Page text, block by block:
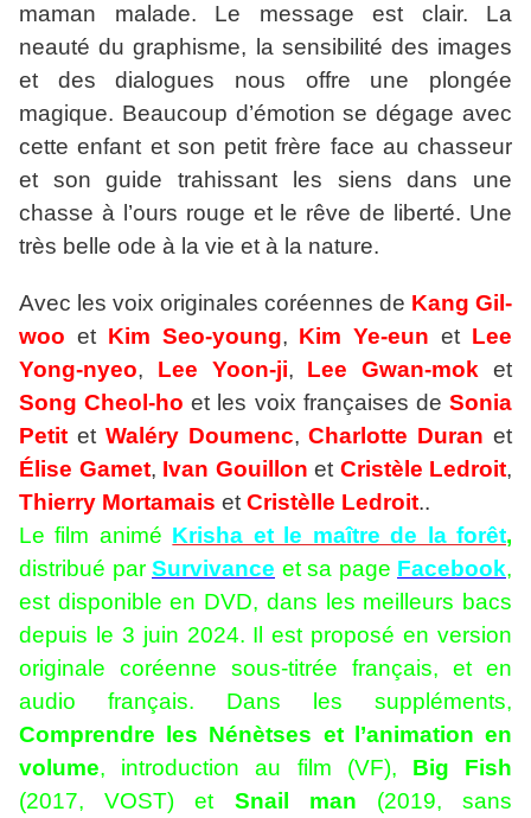
maman malade. Le message est clair. La
neauté du graphisme, la sensibilité des images
et des dialogues nous offre une plongée
magique. Beaucoup d’émotion se dégage avec
cette enfant et son petit frère face au chasseur
et son guide trahissant les siens dans une
chasse à l’ours rouge et le rêve de liberté. Une
très belle ode à la vie et à la nature.
Avec les voix originales coréennes de Kang Gil-
woo et Kim Seo-young, Kim Ye-eun et Lee
Yong-nyeo, Lee Yoon-ji, Lee Gwan-mok et
Song Cheol-hoet les voix françaises deSonia
Petit et Waléry Doumenc,Charlotte Duran et
Élise Gamet, Ivan Gouillon et Cristèle Ledroit,
Thierry Mortamais et Cristèlle Ledroit..
Le film animé Krisha et le maître de la forêt,
distribué par Survivance et sa page Facebook,
est disponible en DVD, dans les meilleurs bacs
depuis le 3 juin 2024. Il est proposé en version
originale coréenne sous-titrée français, et en
audio français. Dans les suppléments,
Comprendre les Nénètses et l’animation en
volume, introduction au film (VF), Big Fish
(2017, VOST) et Snail man (2019, sans